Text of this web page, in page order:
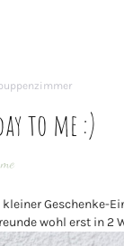
to me :)
Geschenke-
wohl erst in 2